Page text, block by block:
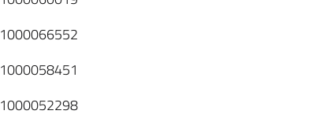
1000066552
1000058451
1000052298